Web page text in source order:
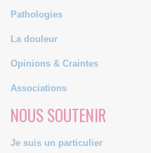
Pathologies
La douleur
Opinions & Craintes
Associations
NOUS SOUTENIR
Je suis un particulier